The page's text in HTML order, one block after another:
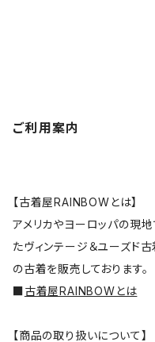
ご利用案内
【古着屋RAINBOWとは】
アメリカやヨーロッパの現
たヴィンテージ＆ユーズド
の古着を販売しております。
■古着屋RAINBOWとは
【商品の取り扱いについて】